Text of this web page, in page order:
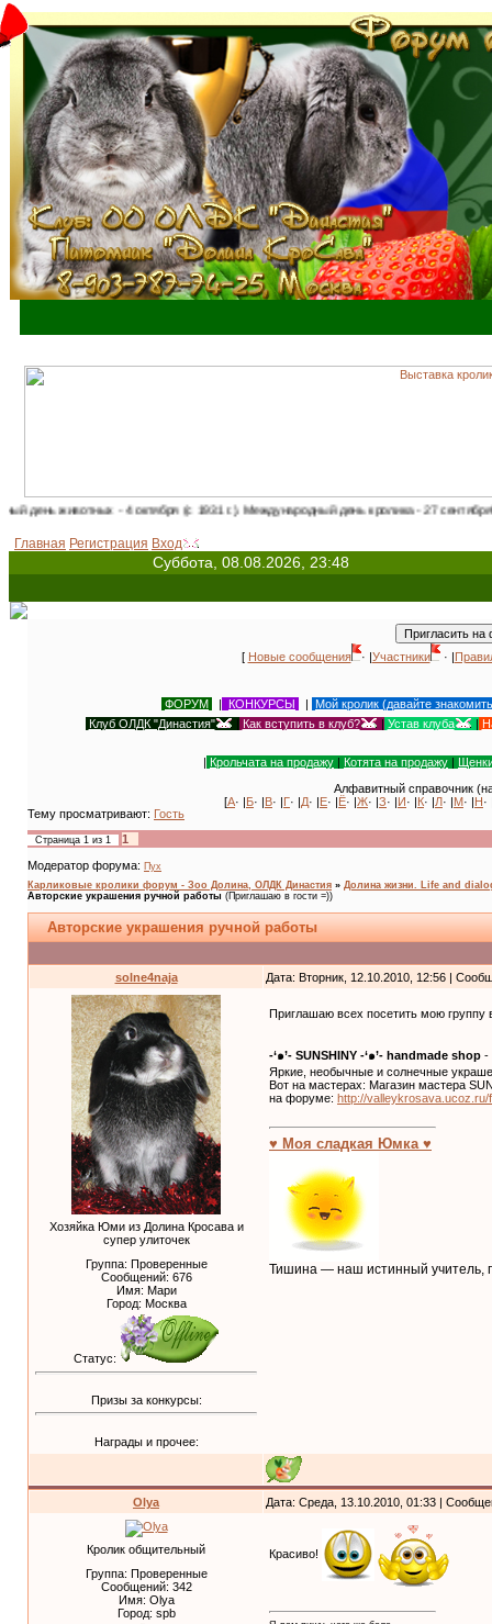
- 4 октября (с 1931 г.). Международный день кролика - 27 сентября! День
Главная Регистрация Вход
Суббота, 08.08.2026, 23:48
[ Новые сообщения · |Участники · |
ФОРУМ | КОНКУРСЫ | Мой кролик (давайте
Клуб ОЛДК "Династия"
| Как вступить в клуб? | Устав клуба |
| Крольчата на продажу | Котята на продажу |
Алфавитный справочник
[А· |Б· |В· |Г· |Д· |Е· |Ё· |Ж· |З· |И· |К· |Л· |М· |Н·
Тему просматривают: Гость
Страница 1 из 1
1
Модератор форума: Пух
Карликовые кролики форум - Зоо Долина, ОЛДК Династия » Долина жизни. Life and
Авторские украшения ручной работы (Приглашаю в гости =))
Авторские украшения ручной работы
solne4naja Дата: Вторник, 12.10.2010, 12:56 |
Хозяйка Юми из Долина Кросава и
супер улиточек
Группа: Проверенные
Сообщений: 676
Имя: Мари
Город: Москва
Статус:
Призы за конкурсы:
Награды и прочее:
Приглашаю всех посетить мою
-‘๑’- SUNSHINY -‘๑’- handmade shoр -
Яркие, необычные и солнечные
Вот на мастерах: Магазин мастера
на форуме: http://
♥ Моя сладкая Юмка ♥
Тишина — наш истинный учитель,
Olya Дата: Среда, 13.10.2010, 01:33 |
Кролик общительный
Группа: Проверенные
Сообщений: 342
Имя: Olya
Город: spb
Красиво!